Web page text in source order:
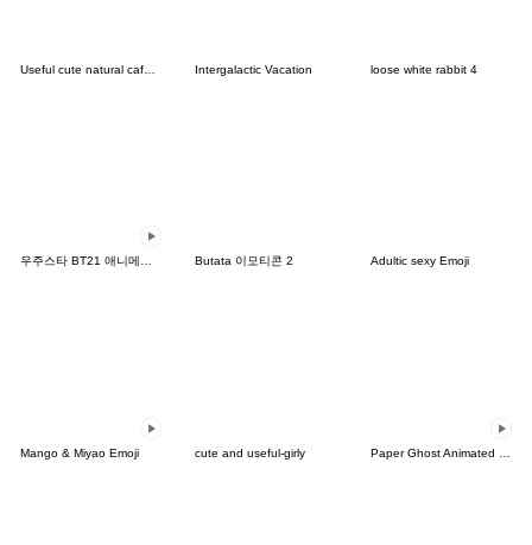
Intergalactic Vacation loose white rabbit 4
우주스타 BT21 애니메이션 이모티콘 Butata 이모티콘 2 Adultic sexy Emoji
Mango & Miyao Emoji cute and useful-girly